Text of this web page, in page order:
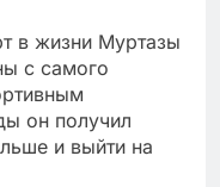
в жизни Муртазы
с самого
он получил
и выйти на